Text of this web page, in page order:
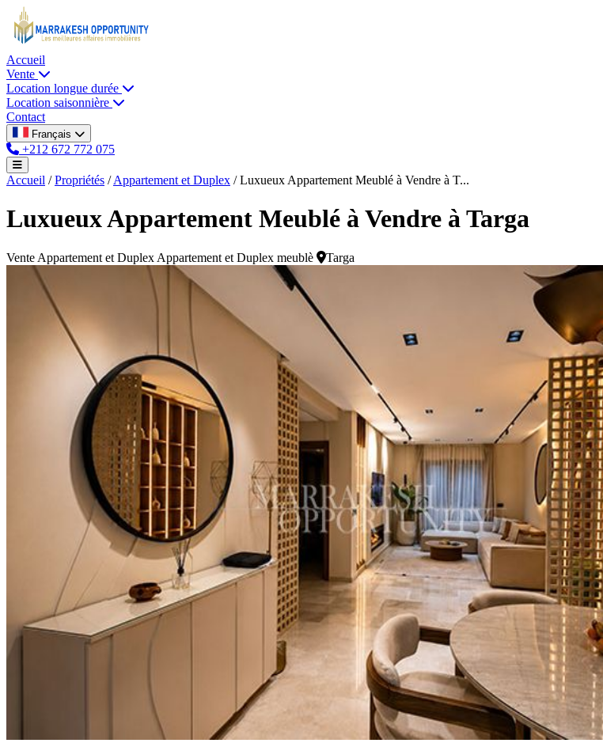
Accueil
Vente
Location longue durée
Location saisonnière
Contact
Français
+212 672 772 075
Accueil / Propriétés / Appartement et Duplex / Luxueux Appartement Meublé à Vendre à T...
Luxueux Appartement Meublé à Vendre à Targa
Vente Appartement et Duplex Appartement et Duplex meublè Targa